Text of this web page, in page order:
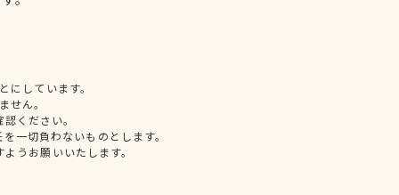
しています。
せん。
ください。
一切負わないものとします。
うお願いいたします。